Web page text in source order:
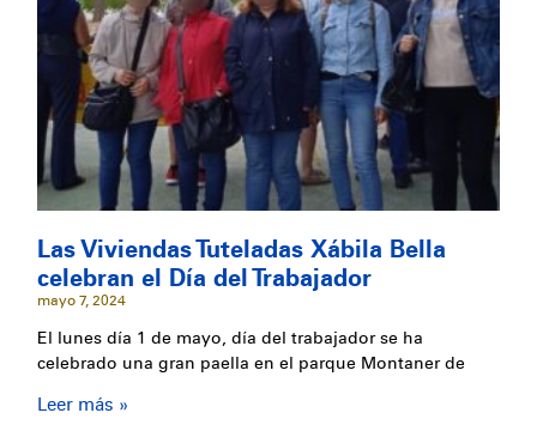
Las Viviendas Tuteladas Xábila Bella
celebran el Día del Trabajador
mayo 7, 2024
El lunes día 1 de mayo, día del trabajador se ha
celebrado una gran paella en el parque Montaner de
Leer más »